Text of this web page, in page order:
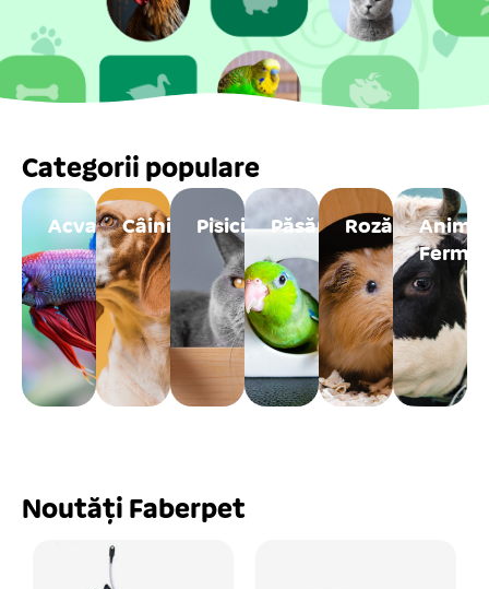
Categorii populare
Acvaristică
Câini Pisici Păsări Rozătoare
Fermă
Noutăți Faberpet